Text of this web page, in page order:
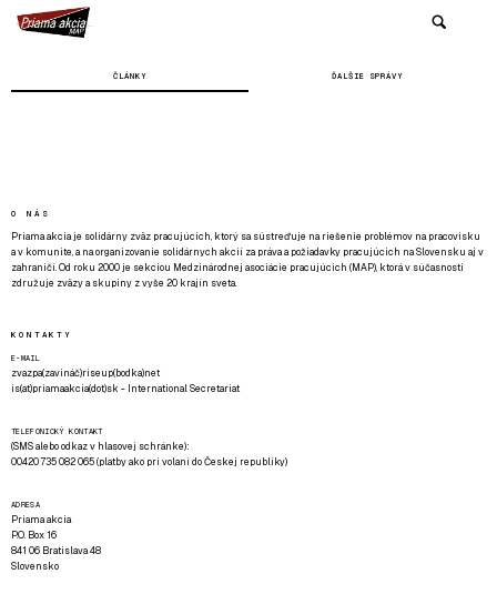
ČLÁNKY ĎALŠIE SPRÁVY
O NÁS
Priama akcia je solidárny zväz pracujúcich, ktorý sa sústreďuje na riešenie problémov na pracovisku
a v komunite, a na organizovanie solidárnych akcií za práva a požiadavky pracujúcich na Slovensku aj v
zahraničí. Od roku 2000 je sekciou Medzinárodnej asociácie pracujúcich (MAP), ktorá v súčasnosti
združuje zväzy a skupiny z vyše 20 krajín sveta.
KONTAKTY
E-MAIL
zvazpa(zavináč)riseup(bodka)net
is(at)priamaakcia(dot)sk - International Secretariat
TELEFONICKÝ KONTAKT
(SMS alebo odkaz v hlasovej schránke):
00420 735 082 065 (platby ako pri volaní do Českej republiky)
ADRESA
Priama akcia
P.O. Box 16
841 06 Bratislava 48
Slovensko